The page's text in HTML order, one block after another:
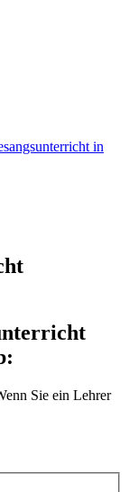
in
Sie ein Lehrer